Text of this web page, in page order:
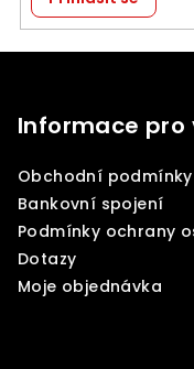
Informace pro
Obchodní podmínky
Bankovní spojení
Podmínky ochrany
Dotazy
Moje objednávka